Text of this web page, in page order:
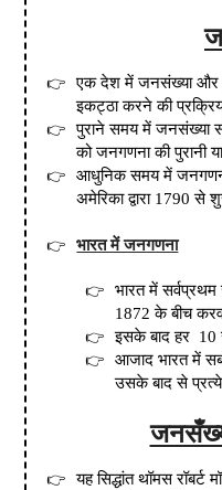
एक देश में जनसंख्या और
इकट्ठा करने की
पुराने समय में जनसंख्या
को जनगणना की पुरानी
आधुनिक समय में जनगणना
अमेरिका द्वारा 1790 से
भारत में जनगणना
भारत में
1872 के बीच
इसके बाद हर 10
आजाद भारत में
उसके बाद से
यह सिद्धांत थॉमस रॉबर्ट